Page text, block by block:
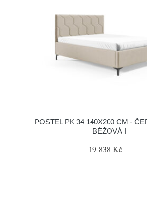
POSTEL PK 34 140X200 CM -
BÉŽOVÁ I
19 838 Kč